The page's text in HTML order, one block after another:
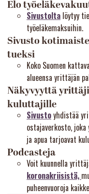
Elo
Sivustolta löytyy
työeläkemaksuihin.
Sivusto
tueksi
Koko Suomen kattava
alueensa yrittäjän
Näkyvyyttä
kuluttajille
Sivustoyhdistää
ostajaverkosto,
ja apua tarjoavat
Podcasteja
Voit kuunnella
koronakriisistä,
puheenvuoroja